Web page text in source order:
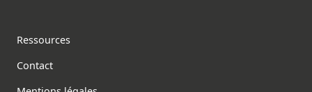
Footer
Ressources
Contact